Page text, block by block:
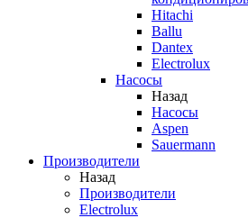
Hitachi
Ballu
Dantex
Electrolux
Насосы
Назад
Насосы
Aspen
Sauermann
Производители
Назад
Производители
Electrolux